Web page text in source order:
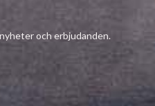
och erbjudanden.